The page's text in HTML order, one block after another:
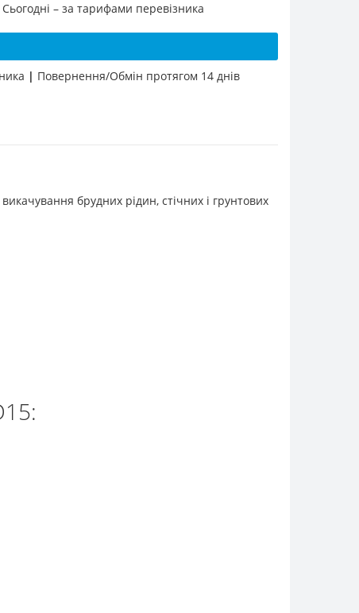
– за тарифами перевізника
| Повернення/Обмін протягом 14 днів
брудних рідин, стічних і грунтових